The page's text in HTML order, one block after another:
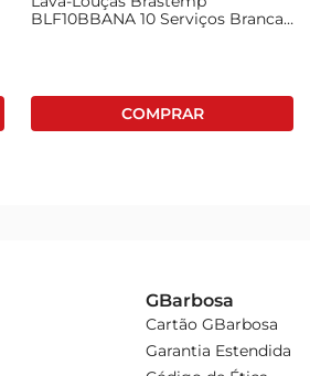
BLF10BBANA 10 Serviços Branca
GBarbosa
Cartão GBarbosa
Garantia Estendida